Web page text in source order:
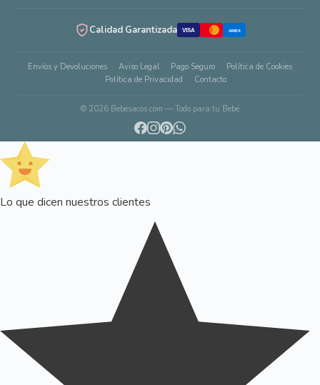
Calidad Garantizada VISA AMEX
Envíos y Devoluciones Aviso Legal Pago Seguro
Política de Cookies
Política de Privacidad
Contacto
© 2026 Bebesacos.com — Todo para tu Bebé
Lo que dicen nuestros clientes